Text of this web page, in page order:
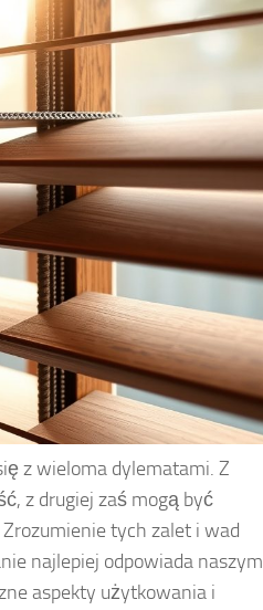
z wieloma dylematami. Z
z drugiej zaś mogą być
tych zalet i wad
najlepiej odpowiada naszym
aspekty użytkowania i